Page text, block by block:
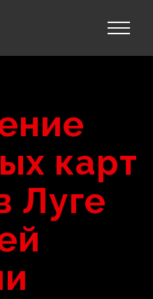
карт
Луге